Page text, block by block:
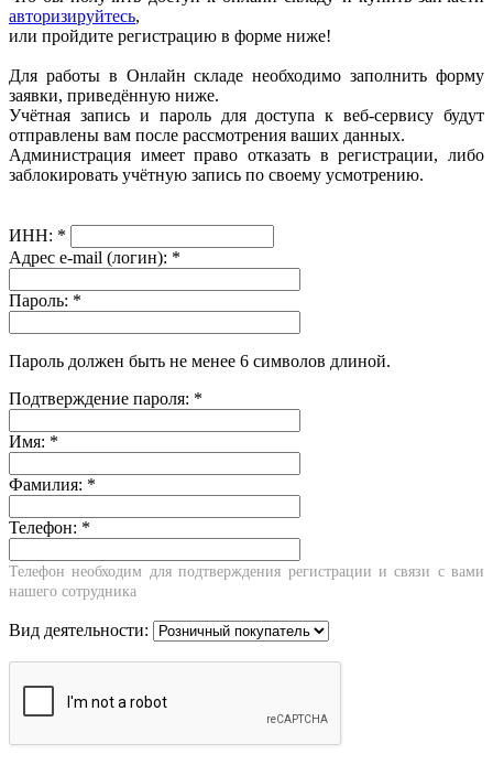
авторизируйтесь,
или пройдите регистрацию в форме ниже!
Для работы в Онлайн складе необходимо заполнить форму
заявки, приведённую ниже.
Учётная запись и пароль для доступа к веб-сервису будут
отправлены вам после рассмотрения ваших данных.
Администрация имеет право отказать в регистрации, либо
заблокировать учётную запись по своему усмотрению.
ИНН: *
Адрес e-mail (логин): *
Пароль: *
Пароль должен быть не менее 6 символов длиной.
Подтверждение пароля: *
Имя: *
Фамилия: *
Телефон: *
Телефон необходим для подтверждения регистрации и связи с вами
нашего сотрудника
Вид деятельности: